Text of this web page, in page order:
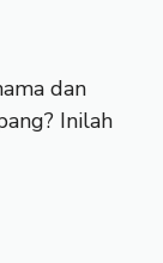
dan
Inilah